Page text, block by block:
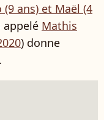
ans) et Maël (4
appelé Mathis
) donne